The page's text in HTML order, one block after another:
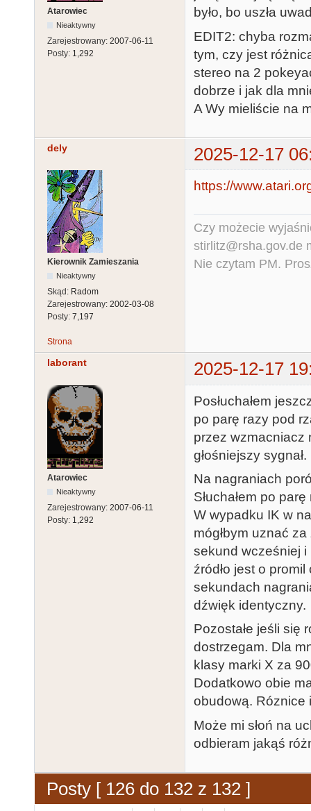
Atarowiec
Nieaktywny
Zarejestrowany: 2007-06-11
Posty: 1,292
było, bo uszła
EDIT2: chyba
tym, czy jest
stereo na 2
dobrze i jak dla
A Wy mieliście na
dely 2025-12-17
Kierownik Zamieszania
Nieaktywny
Skąd: Radom
Zarejestrowany: 2002-03-08
Posty: 7,197
https://
Czy możecie
stirlitz@rsha.gov.de
Nie czytam PM.
Strona
laborant 2025-12-17
Atarowiec
Nieaktywny
Zarejestrowany: 2007-06-11
Posty: 1,292
Posłuchałem
po parę razy pod
przez wzmacniacz
głośniejszy sygnał.
Na nagraniach
Słuchałem po
W wypadku IK w
mógłbym uznać
sekund wcześniej i
źródło jest o
sekundach
dźwięk identyczny.
Pozostałe jeśli się
dostrzegam. Dla
klasy marki X za
Dodatkowo obie
obudową. Róznice
Może mi słoń na
odbieram jakąś
Posty [ 126 do 132 z 132 ]